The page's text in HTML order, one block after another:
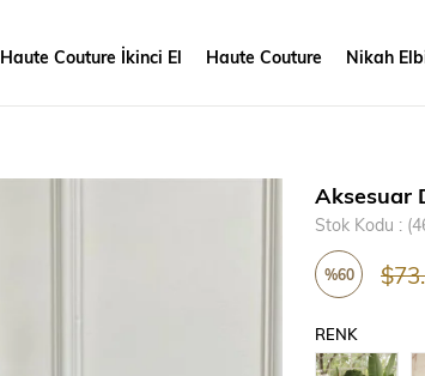
Haute Couture İkinci El Haute Couture Nikah
Aksesuar
Stok Kodu
%60
RENK